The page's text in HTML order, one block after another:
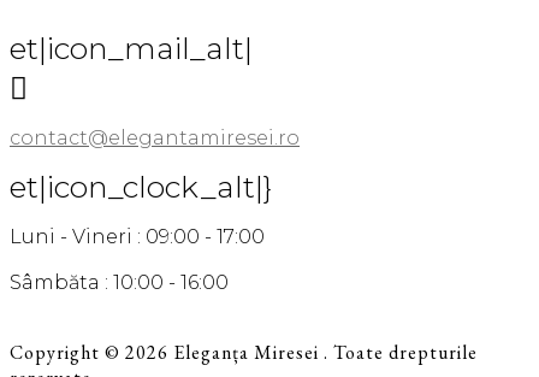
et|icon_mail_alt|

contact@elegantamiresei.ro
et|icon_clock_alt|}
Luni - Vineri : 09:00 - 17:00
Sâmbăta : 10:00 - 16:00
Copyright © 2026 Eleganța Miresei . Toate drepturile